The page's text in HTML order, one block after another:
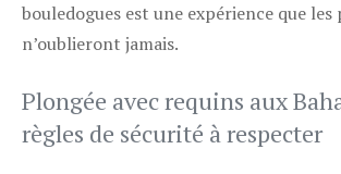
bouledogues est une expérience que
n’oublieront jamais.
Plongée avec requins aux
règles de sécurité à respecter